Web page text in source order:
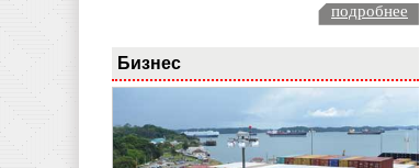
подробнее
Бизнес